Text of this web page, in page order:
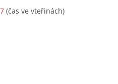
7 (čas ve vteřinách)